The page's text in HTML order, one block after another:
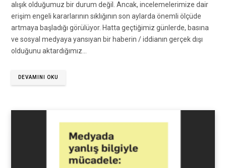
alışık olduğumuz bir durum değil. Ancak, incelemelerimize dair
erişim engeli kararlarının sıklığının son aylarda önemli ölçüde
artmaya başladığı görülüyor. Hatta geçtiğimiz günlerde, basına
ve sosyal medyaya yansıyan bir haberin / iddianın gerçek dışı
olduğunu aktardığımız…
DEVAMINI OKU